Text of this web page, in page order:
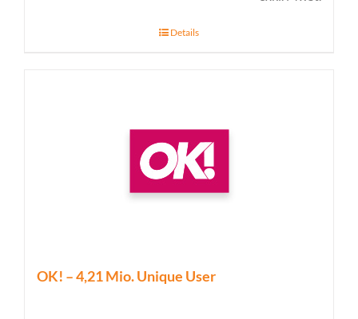
Details
OK! – 4,21 Mio. Unique User